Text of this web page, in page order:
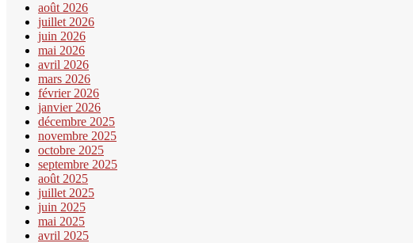
août 2026
juillet 2026
juin 2026
mai 2026
avril 2026
mars 2026
février 2026
janvier 2026
décembre 2025
novembre 2025
octobre 2025
septembre 2025
août 2025
juillet 2025
juin 2025
mai 2025
avril 2025